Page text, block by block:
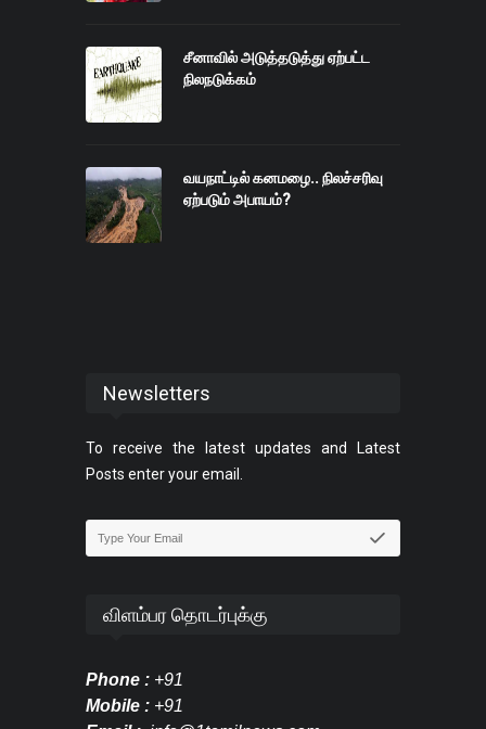
சீனாவில் அடுத்தடுத்து ஏற்பட்ட
நிலநடுக்கம்
வயநாட்டில் கனமழை.. நிலச்சரிவு
ஏற்படும் அபாயம்?
Newsletters
To receive the latest updates and Latest
Posts enter your email.
விளம்பர தொடர்புக்கு
Phone : +91
Mobile : +91